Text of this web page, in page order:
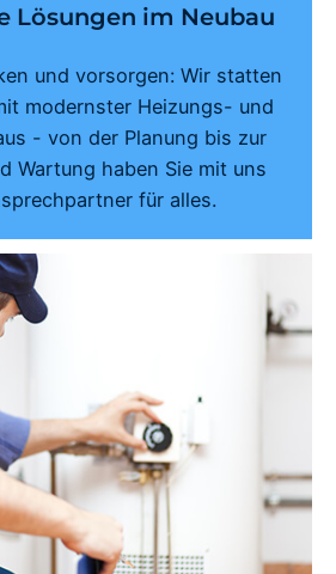
Lösungen im Neubau
und vorsorgen: Wir statten
modernster Heizungs- und
- von der Planung bis zur
Wartung haben Sie mit uns
für alles.